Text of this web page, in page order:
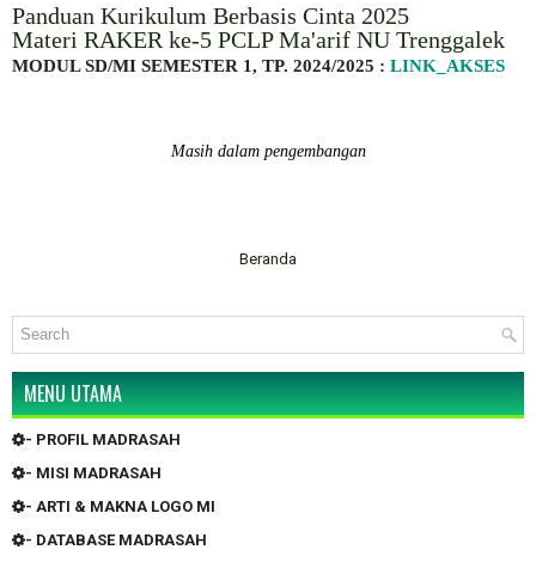
Panduan Kurikulum Berbasis Cinta 2025
Materi RAKER ke-5 PCLP Ma'arif NU Trenggalek
MODUL SD/MI SEMESTER 1, TP. 2024/2025 : LINK_AKSES
Masih dalam pengembangan
Beranda
MENU UTAMA
- PROFIL MADRASAH
- MISI MADRASAH
- ARTI & MAKNA LOGO MI
- DATABASE MADRASAH